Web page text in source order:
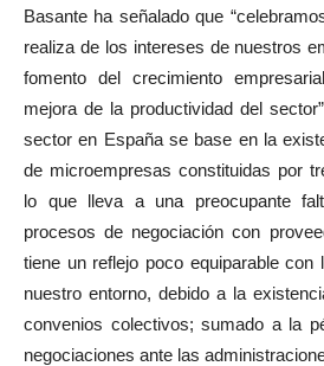
Basante ha señalado que
realiza de los intereses de nuestros
fomento del crecimiento
mejora de la productividad del
sector en España se base en la
de microempresas constituidas por
lo que lleva a una preocupante
procesos de negociación con
tiene un reflejo poco equiparable
nuestro entorno, debido a la
convenios colectivos; sumado a la
negociaciones ante las